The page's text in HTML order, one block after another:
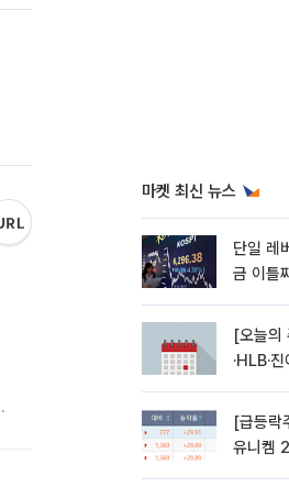
마켓 최신 뉴스
단일 레
금 이틀
[오늘의
·HLB·
[급등락
유니켐